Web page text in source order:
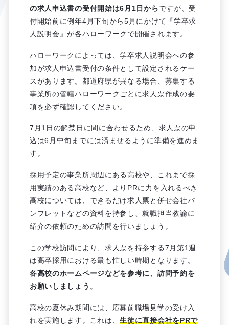
の求人申込書の受付開始は6月1日からですが、受
付開始前に例年4月下旬から5月にかけて『学卒求
人説明会』が各ハローワークで開催されます。
ハローワークによっては、学卒求人説明会への参
加が求人申込書受付の条件として設定されるケー
スがあります。都道府県が異なる場合、募集する
事業所の管轄ハローワークごとに求人票作成の要
項を必ず確認してください。
7月1日の解禁日に間に合わせるため、求人票の申
込は6月中旬までには済ませるように準備を進めま
す。
採用予定の事業所周辺にある高校や、これまで採
用実績のある高校など、よりPRに力を入れるべき
高校については、できるだけ求人票と併せ会社パ
ンフレットなどの資料を持参し、就職担当教諭に
紹介の依頼のための訪問を行いましょう。
この学校訪問により、求人票を持参する7月第1週
は高卒採用における最も忙しい時期となります。
各高校のホームページなどを参考に、訪問予約を
お願いしましょう 。
高校の夏休み期間には、応募前職場見学の受け入
れを実施します。これは、生徒に直接会社をPRで